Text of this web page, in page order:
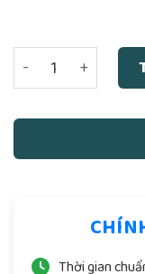
Sấm Giảng Thi
Thời gian